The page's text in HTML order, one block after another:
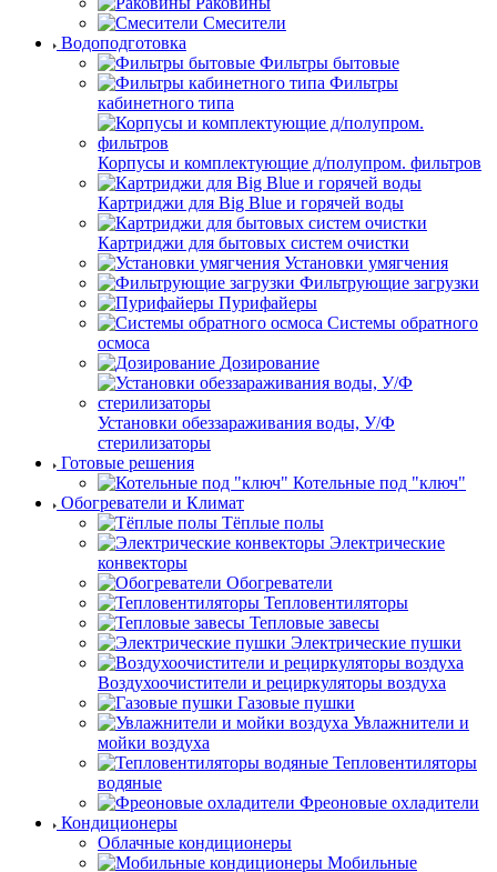
Смесители
Водоподготовка
Фильтры бытовые
Фильтры
кабинетного типа
Корпусы и комплектующие д/полупром. фильтров
Картриджи для Big Blue и горячей воды
Картриджи для бытовых систем очистки
Установки умягчения
Фильтрующие загрузки
Пурифайеры
Системы обратного
осмоса
Дозирование
Установки обеззараживания воды, У/Ф
стерилизаторы
Готовые решения
Котельные под "ключ"
Обогреватели и Климат
Тёплые полы
Электрические
конвекторы
Обогреватели
Тепловентиляторы
Тепловые завесы
Электрические пушки
Воздухоочистители и рециркуляторы воздуха
Газовые пушки
Увлажнители и
мойки воздуха
Тепловентиляторы
водяные
Фреоновые охладители
Кондиционеры
Облачные кондиционеры
Мобильные